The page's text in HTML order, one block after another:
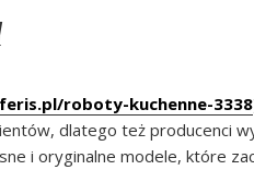
roboty-kuchenne-3338
dlatego też producenci
i oryginalne modele, które